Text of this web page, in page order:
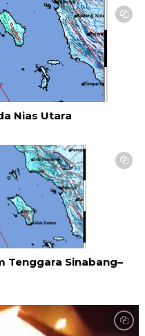
Nias Utara
Tenggara Sinabang–